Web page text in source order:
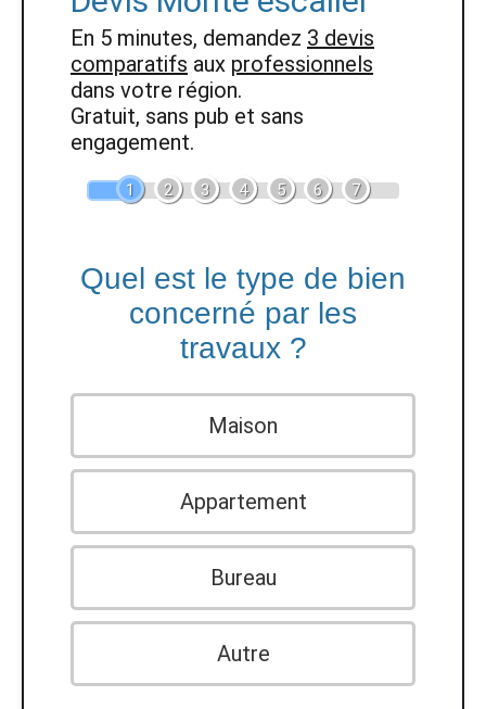
En 5 minutes, demandez 3 devis
comparatifs aux professionnels
dans votre région.
Gratuit, sans pub et sans
engagement.
1 2 3 4 5 6 7
Quel est le type de bien
concerné par les
travaux ?
Maison
Appartement
Bureau
Autre